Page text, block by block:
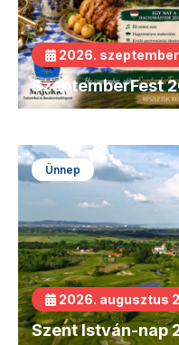
2026.
SzeptemberFest
Ünnep
2026. augusztus
Szent István-nap